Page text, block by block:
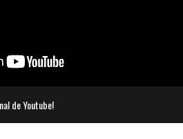
de Youtube!